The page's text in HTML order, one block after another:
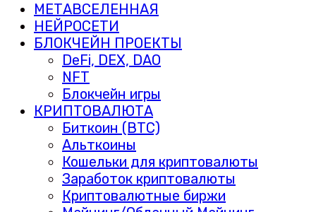
МЕТАВСЕЛЕННАЯ
НЕЙРОСЕТИ
БЛОКЧЕЙН ПРОЕКТЫ
DeFi, DEX, DAO
NFT
Блокчейн игры
КРИПТОВАЛЮТА
Биткоин (BTC)
Альткоины
Кошельки для криптовалюты
Заработок криптовалюты
Криптовалютные биржи